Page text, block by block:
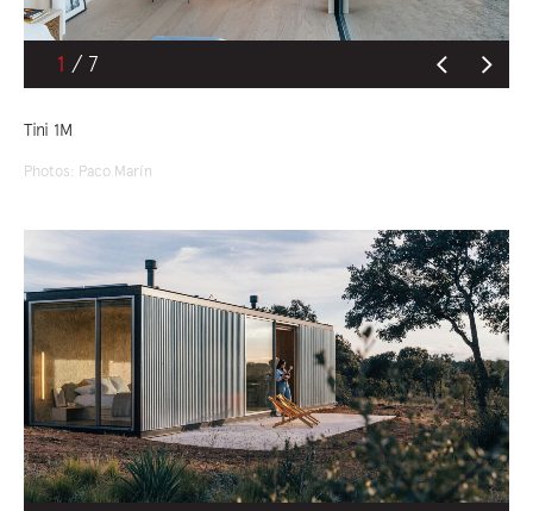
1
Tini 1M
Photos: Paco Marín